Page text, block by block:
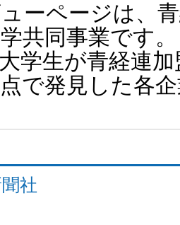
ーページは、
共同事業です。
学生が青経連
で発見した各
社